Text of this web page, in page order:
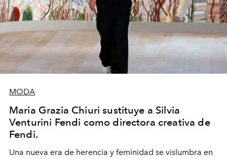
MODA
Maria Grazia Chiuri sustituye a Silvia
Venturini Fendi como directora creativa de
Fendi.
Una nueva era de herencia y feminidad se vislumbra en